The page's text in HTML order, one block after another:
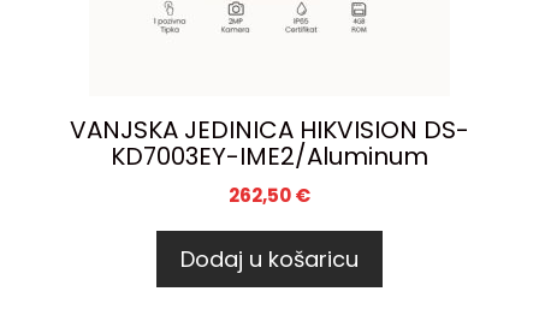
VANJSKA JEDINICA HIKVISION DS-
KD7003EY-IME2/Aluminum
262,50€
Dodaj u košaricu